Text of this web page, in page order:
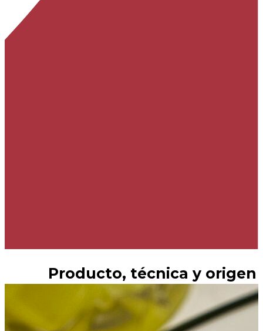
Producto, técnica y origen